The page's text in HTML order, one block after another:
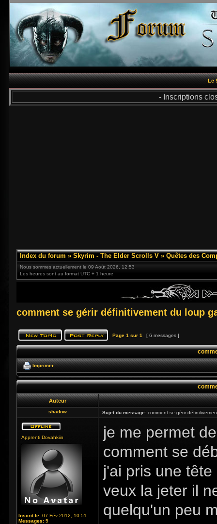
Le
- Inscriptions
Index du forum » Skyrim - The Elder Scrolls V » Quêtes des
Nous sommes actuellement le 09 Août 2026, 12:53
Les heures sont au format UTC + 1 heure
comment se gérir définitivement du loup
Page 1 sur 1 [ 6 messages ]
Imprimer
Auteur
shadow Sujet du message: comment se gérir
Apprenti Dovahkiin
Inscrit le: 07 Fév 2012, 10:51
Messages: 5
je me permet
comment se
j'ai pris une
veux la jeter il
quelqu'un peu